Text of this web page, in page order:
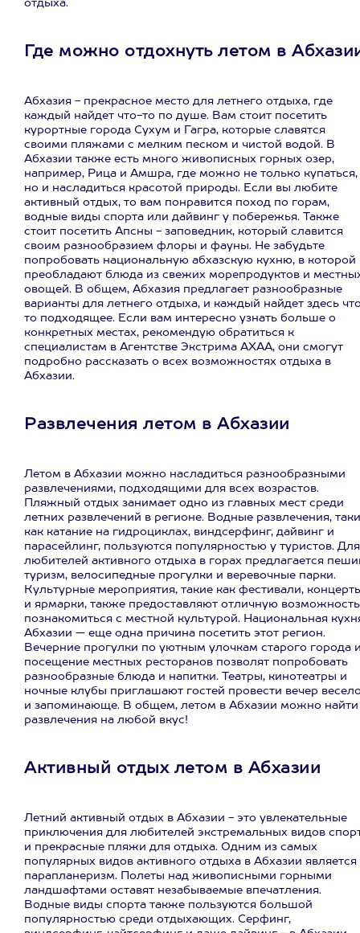
отдыха.
Где можно отдохнуть летом в
Абхазия - прекрасное место для летнего отдыха, где
каждый найдет что-то по душе. Вам стоит посетить
курортные города Сухум и Гагра, которые славятся
своими пляжами с мелким песком и чистой водой. В
Абхазии также есть много живописных горных озер,
например, Рица и Амшра, где можно не только купаться,
но и насладиться красотой природы. Если вы любите
активный отдых, то вам понравится поход по горам,
водные виды спорта или дайвинг у побережья. Также
стоит посетить Апсны - заповедник, который славится
своим разнообразием флоры и фауны. Не забудьте
попробовать национальную абхазскую кухню, в которой
преобладают блюда из свежих морепродуктов и
овощей. В общем, Абхазия предлагает разнообразные
варианты для летнего отдыха, и каждый найдет здесь
то подходящее. Если вам интересно узнать больше о
конкретных местах, рекомендую обратиться к
специалистам в Агентстве Экстрима АХАА, они смогут
подробно рассказать о всех возможностях отдыха в
Абхазии.
Развлечения летом в Абхазии
Летом в Абхазии можно насладиться разнообразными
развлечениями, подходящими для всех возрастов.
Пляжный отдых занимает одно из главных мест среди
летних развлечений в регионе. Водные развлечения,
как катание на гидроциклах, виндсерфинг, дайвинг и
парасейлинг, пользуются популярностью у туристов. Для
любителей активного отдыха в горах предлагается
туризм, велосипедные прогулки и веревочные парки.
Культурные мероприятия, такие как фестивали,
и ярмарки, также предоставляют отличную возможность
познакомиться с местной культурой. Национальная
Абхазии — еще одна причина посетить этот регион.
Вечерние прогулки по уютным улочкам старого города
посещение местных ресторанов позволят попробовать
разнообразные блюда и напитки. Театры, кинотеатры и
ночные клубы приглашают гостей провести вечер
и запоминающе. В общем, летом в Абхазии можно найти
развлечения на любой вкус!
Активный отдых летом в Абхазии
Летний активный отдых в Абхазии - это увлекательные
приключения для любителей экстремальных видов
и прекрасные пляжи для отдыха. Одним из самых
популярных видов активного отдыха в Абхазии является
парапланеризм. Полеты над живописными горными
ландшафтами оставят незабываемые впечатления.
Водные виды спорта также пользуются большой
популярностью среди отдыхающих. Серфинг,